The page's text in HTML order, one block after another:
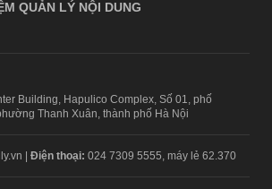
QUẢN LÝ NỘI DUNG
Building, Hapulico Complex, Số 01, phố
Thanh Xuân, thành phố Hà Nội
| Điện thoại: 024 7309 5555, máy lẻ 62.370